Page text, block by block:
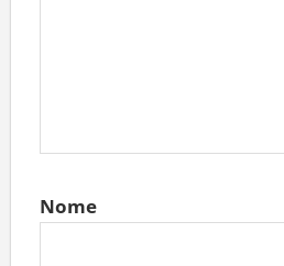
Nome